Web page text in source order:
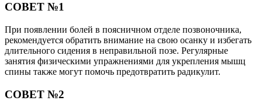
СОВЕТ №1
При появлении болей в поясничном отделе позвоночника,
рекомендуется обратить внимание на свою осанку и избегать
длительного сидения в неправильной позе. Регулярные
занятия физическими упражнениями для укрепления мышц
спины также могут помочь предотвратить радикулит.
СОВЕТ №2